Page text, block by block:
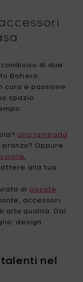
di due
Bohero.
cura e passione
spazio
Una lampada
Oppure
alla tua
di posate
accessori
alta qualità. Dal
design
nel